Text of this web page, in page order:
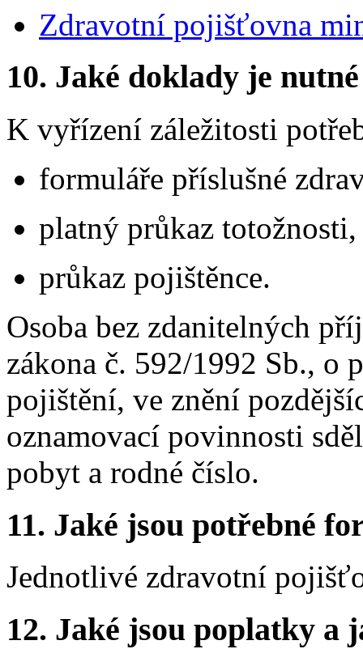
Zdravotní pojišťovna
10. Jaké doklady je
K vyřízení záležitosti
formuláře příslušné
platný průkaz totožnosti,
průkaz pojištěnce.
Osoba bez zdanitelných
zákona č. 592/1992 Sb., o
pojištění, ve znění
oznamovací povinnosti
pobyt a rodné číslo.
11. Jaké jsou potřebné
Jednotlivé zdravotní
12. Jaké jsou poplatky a